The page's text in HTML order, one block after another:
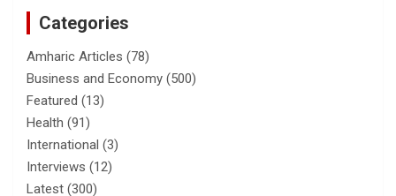
Categories
Amharic Articles (78)
Business and Economy (500)
Featured (13)
Health (91)
International (3)
Interviews (12)
Latest (300)